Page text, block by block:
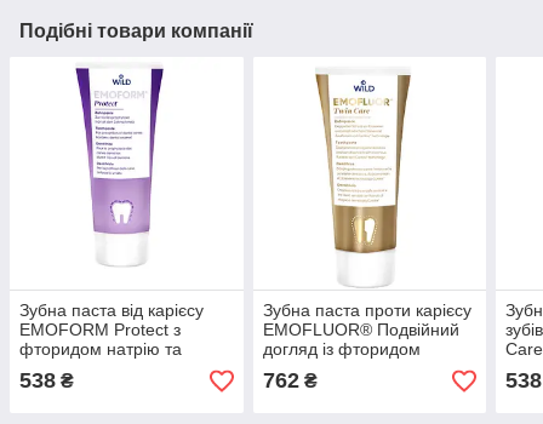
Подібні товари компанії
Зубна паста від карієсу
EMOFORM Protect з
фторидом натрію та
олова, 75 мл
538 ₴
Зубна паста проти карієсу
EMOFLUOR® Подвійний
догляд із фторидом
олова, 75 мл
762₴ 538